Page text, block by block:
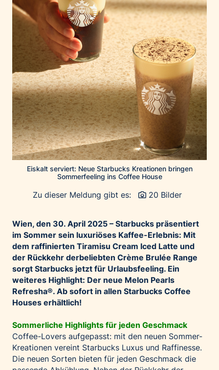
Kroatische Zentrale für Tourismus
List Holding Gruppe
Marble House
Mediaplus
Microsoft
Mondelēz Österreich
Muse Electronics
Neuroth
öbv – Österreichischer Bundesverlag
Ökopharm
Palfinger AG
REXEL Austria
Superbrands Austria
Tante Fanny
Vollpension
win2day
Wolt
woom bikes
Kontakt
Eiskalt serviert: Neue Starbucks Kreationen bringen
Sommerfeeling ins Coffee House
Zu dieser Meldung gibt es: 20 Bilder
Wien, den 30. April 2025 – Starbucks präsentiert
im Sommer sein luxuriöses Kaffee-Erlebnis: Mit
dem raffinierten Tiramisu Cream Iced Latte und
der Rückkehr derbeliebten Crème Brulée Range
sorgt Starbucks jetzt für Urlaubsfeeling. Ein
weiteres Highlight: Der neue Melon Pearls
Refresha®. Ab sofort in allen Starbucks Coffee
Houses erhältlich!
Sommerliche Highlights für jeden Geschmack
Coffee-Lovers aufgepasst: mit den neuen Sommer-
Kreationen vereint Starbucks Luxus und Raffinesse.
Die neuen Sorten bieten für jeden Geschmack die